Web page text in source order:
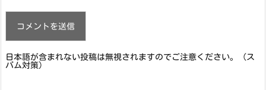
日本語が含まれない投稿は無視されますのでご注意ください。（ス
パム対策）